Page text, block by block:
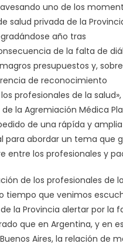
uno de los
salud privada de la
año tras
de la falta de
presupuestos y,
de reconocimiento
profesionales de la
la Agremiación Médica
de una rápída y
para abordar un tema que
entre los profesionales y
de los profesionales de
tiempo que venimos
la Provincia alertar por la
que en Argentina, y en
Aires, la relación de